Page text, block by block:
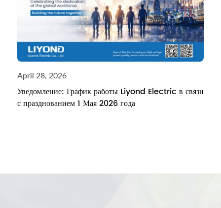
April 28, 2026
Уведомление: График работы Liyond Electric в связи
с празднованием 1 Мая 2026 года